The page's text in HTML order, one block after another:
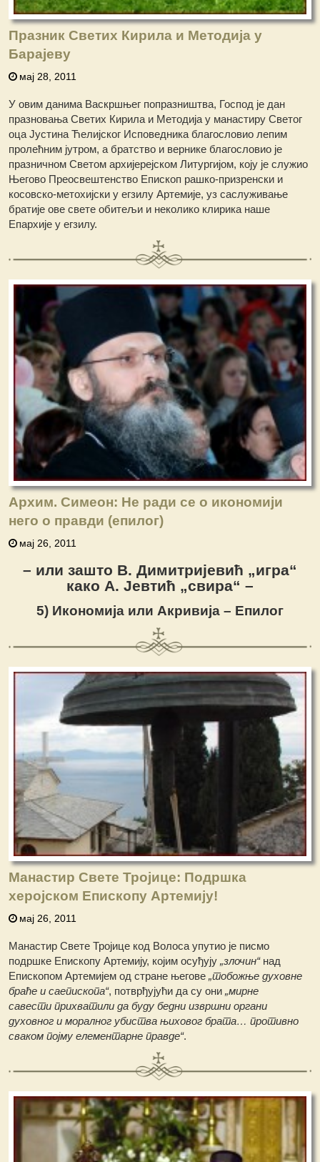
Празник Светих Кирила и Методија у
Барајеву
мај 28, 2011
У овим данима Васкршњег попразништва, Господ је дан
празновања Светих Кирила и Методија у манастиру Светог
оца Јустина Ћелијског Исповедника благословио лепим
пролећним јутром, а братство и вернике благословио је
празничном Светом архијерејском Литургијом, коју je служио
Његово Преосвештенство Епископ рашко-призренски и
косовско-метохијски у егзилу Артемије, уз саслуживање
братије ове свете обитељи и неколико клирика наше
Епархије у егзилу.
Архим. Симеон: Не ради се о икономији
него о правди (епилог)
мај 26, 2011
– или зашто В. Димитријевић „игра“
како А. Јевтић „свира“ –
5) Икономија или Акривија – Епилог
Манастир Свете Тројице: Подршка
херојском Епископу Артемију!
мај 26, 2011
Манастир Свете Тројице код Волоса упутио је писмо
подршке Епископу Артемију, којим осуђују„злочин“над
Епископом Артемијем од стране његове„тобожње духовне
браће и саепископа“, потврђујући да су они„мирне
савести прихватили да буду бедни извршни органи
духовног и моралног убиства њиховог брата… противно
сваком појму елементарне правде“.